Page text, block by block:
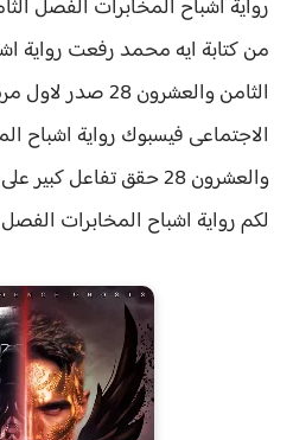
من كتابة ايه محمد رفعت رواية
الثامن والعشرون
الاجتماعى فيسبوك رواية اشباح
والعشرون 28 حقق
تفاعل كبير
لكمرواية اشباح المخابرات الفصل